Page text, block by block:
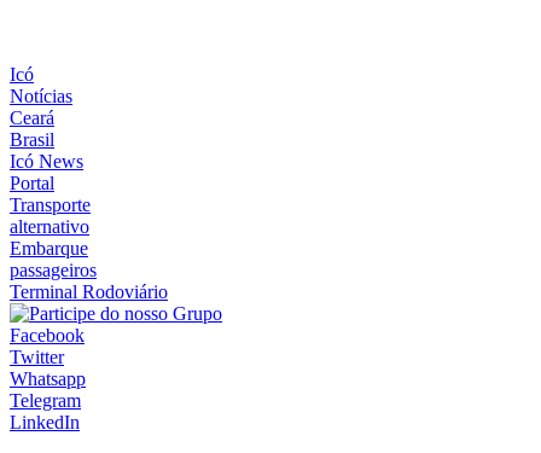
Icó
Notícias
Ceará
Brasil
Icó News
Portal
Transporte
alternativo
Embarque
passageiros
Terminal Rodoviário
Facebook
Twitter
Whatsapp
Telegram
LinkedIn